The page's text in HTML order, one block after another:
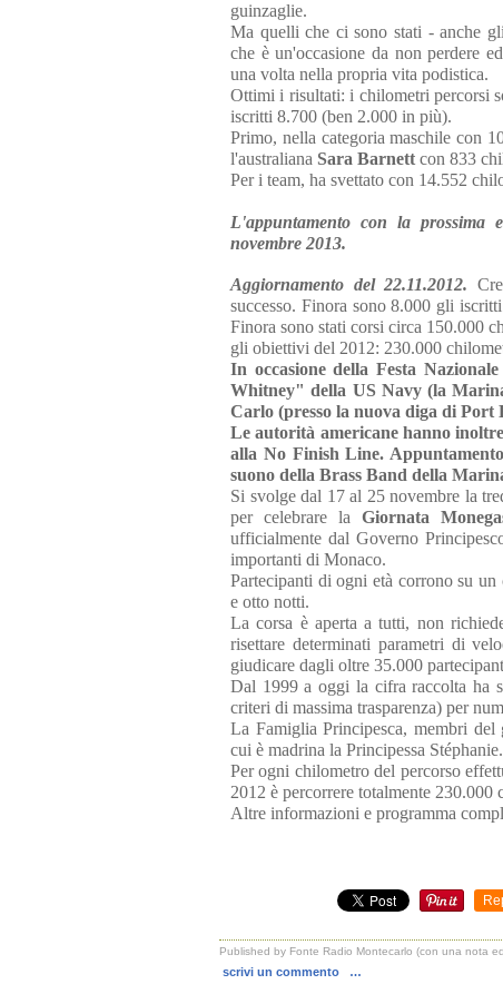
guinzaglie.
Ma quelli che ci sono stati - anche
che è un'occasione da non perdere
una volta nella propria vita podistica.
Ottimi i risultati: i chilometri percorsi
iscritti 8.700 (ben 2.000 in più).
Primo, nella categoria maschile con
l'australiana Sara Barnett con 833
Per i team, ha svettato con 14.552
L'appuntamento con la
novembre 2013.
Aggiornamento del 22.11.2012.
successo. Finora sono 8.000 gli
Finora sono stati corsi circa 150.000
gli obiettivi del 2012: 230.000
In occasione della Festa
Whitney" della US Navy (la
Carlo (presso la nuova diga di Port
Le autorità americane hanno
alla No Finish Line.
suono della Brass Band della
Si svolge dal 17 al 25 novembre la
per celebrare la Giornata
ufficialmente dal Governo
importanti di Monaco.
Partecipanti di ogni età corrono su
e otto notti.
La corsa è aperta a tutti, non
risettare determinati parametri di
giudicare dagli oltre 35.000
Dal 1999 a oggi la cifra raccolta ha
criteri di massima trasparenza) per
La Famiglia Principesca, membri
cui è madrina la Principessa Stéphanie.
Per ogni chilometro del percorso
2012 è percorrere totalmente
Altre informazioni e programma
Published by Fonte Radio Montecarlo (con una nota
scrivi un commento
…